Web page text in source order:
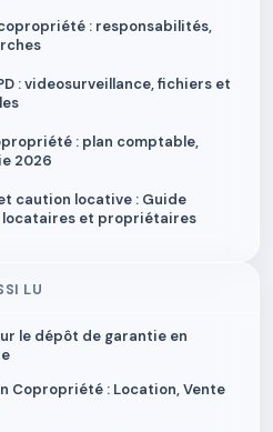
: responsabilités,
: videosurveillance, fichiers et
: plan comptable,
2026
caution locative : Guide
locataires et propriétaires
LU
le dépôt de garantie en
Copropriété : Location, Vente